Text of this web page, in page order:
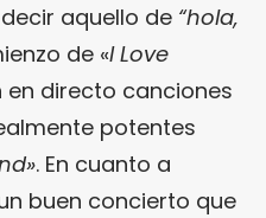
aquello de “hola,
de «I Love
en directo canciones
potentes
. En cuanto a
buen concierto que